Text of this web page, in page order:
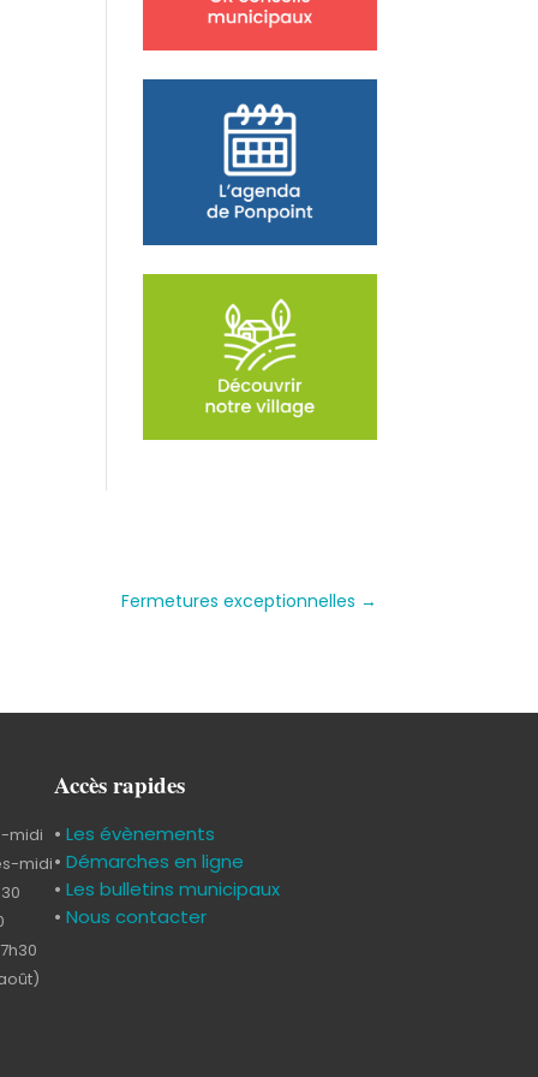
Fermetures exceptionnelles →
midi
midi
Accès rapides
• Les évènements
• Démarches en ligne
• Les bulletins municipaux
• Nous contacter